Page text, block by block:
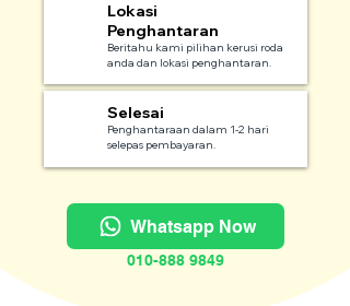
Lokasi
Penghantaran
Beritahu kami pilihan kerusi roda
anda dan lokasi penghantaran.
Selesai
Penghantaraan dalam 1-2 hari
selepas pembayaran.
Whatsapp Now
010-888 9849